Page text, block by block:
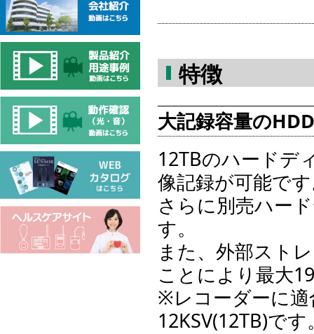
特徴
大記録容量の
12TBのハードデ
像記録が可能で
さらに別売ハー
す。
また、外部スト
ことにより最大
※レコーダーに適
12KSV(12TB)です